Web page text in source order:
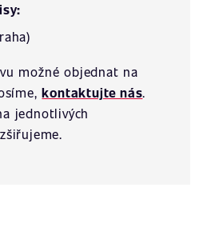
možné objednat na
kontaktujte nás.
jednotlivých